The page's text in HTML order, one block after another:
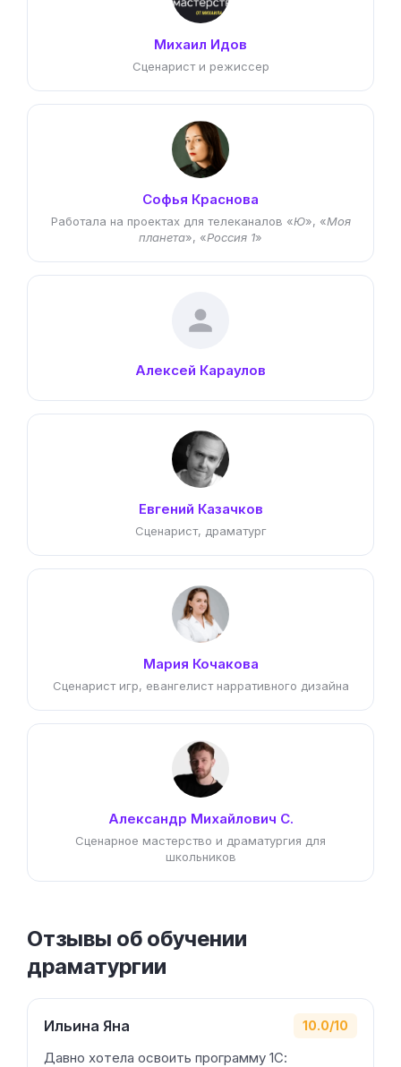
Михаил Идов
Сценарист и режиссер
Софья Краснова
Работала на проектах для телеканалов «Ю», «Моя
планета», «Россия 1»
Алексей Караулов
Евгений Казачков
Сценарист, драматург
Мария Кочакова
Сценарист игр, евангелист нарративного дизайна
Александр Михайлович С.
Сценарное мастерство и драматургия для
школьников
Отзывы об обучении
драматургии
Ильина Яна 10.0/10
Давно хотела освоить программу 1С: